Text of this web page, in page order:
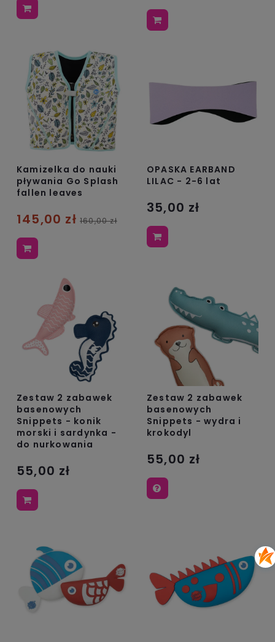
Kamizelka do nauki
pływania Go Splash
fallen leaves
145,00 zł 160,00 zł
OPASKA EARBAND
LILAC - 2-6 lat
35,00 zł
Zestaw 2 zabawek
basenowych
Snippets - konik
morski i sardynka -
do nurkowania
55,00 zł
Zestaw 2 zabawek
basenowych
Snippets - wydra i
krokodyl
55,00 zł